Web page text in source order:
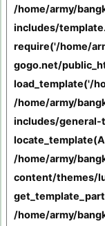
/home/army/
includes/
require('/home/
gogo.net/
load_template('/
/home/army/
includes/
/home/army/
content/themes/
/home/army/